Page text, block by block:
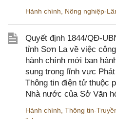
Hành chính Nông nghiệp-
Quyết định 1844/QĐ-
tỉnh Sơn La về việc
hành chính mới ban
sung trong lĩnh vực
Thông tin điện tử thuộc
Nhà nước của Sở Văn
Hành chính Thông tin-